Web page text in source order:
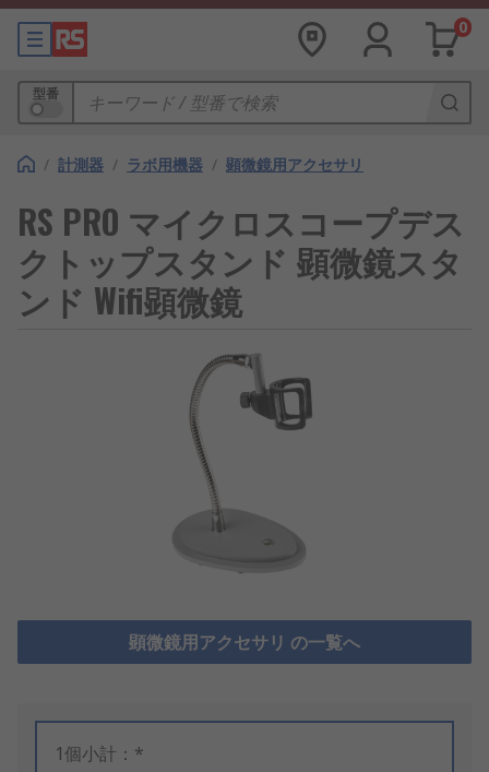
0
型番
/ 計測器 / ラボ用機器 / 顕微鏡用アクセサリ
RS PRO マイクロスコープデス
クトップスタンド 顕微鏡スタ
ンド Wifi顕微鏡
顕微鏡用アクセサリ の一覧へ
1個小計：*